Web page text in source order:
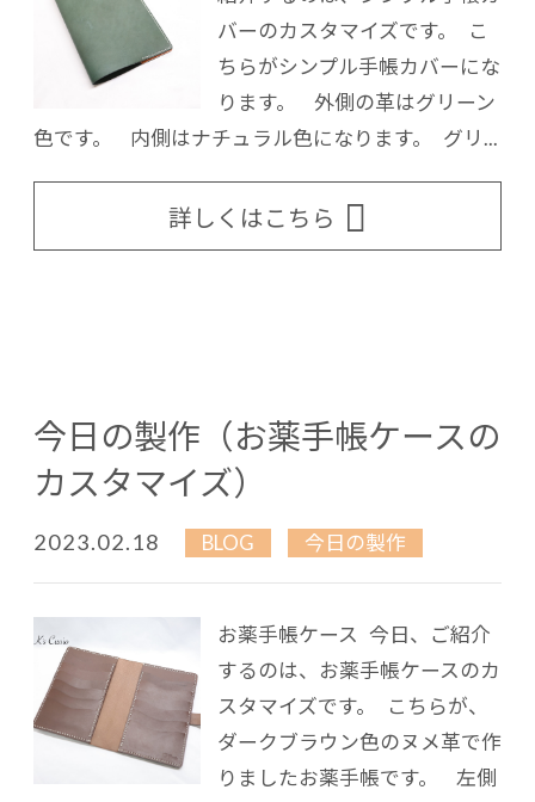
バーのカスタマイズです。 こ
ちらがシンプル手帳カバーにな
ります。 外側の革はグリーン
色です。 内側はナチュラル色になります。 グリ...
詳しくはこちら
今日の製作（お薬手帳ケースの
カスタマイズ）
2023.02.18 BLOG 今日の製作
お薬手帳ケース 今日、ご紹介
するのは、お薬手帳ケースのカ
スタマイズです。 こちらが、
ダークブラウン色のヌメ革で作
りましたお薬手帳です。 左側